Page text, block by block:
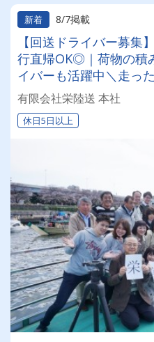
新着 8/7掲載
【回送ドライバー募集
行直帰OK◎｜荷物の積
イバーも活躍中＼走っ
両に乗れるチャンスも☆
有限会社栄陸送 本社
休日5日以上